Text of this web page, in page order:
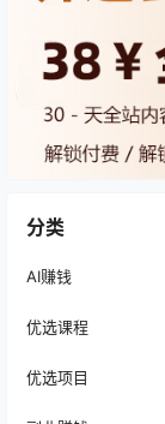
分类
AI赚钱
优选课程
优选项目